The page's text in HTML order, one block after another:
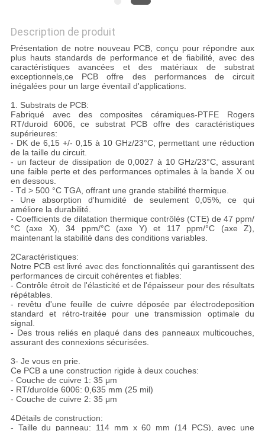
POLITIQUE
DE
CONFIDENTIALITÉ
Description de produit
Présentation de notre nouveau PCB, conçu pour répondre aux
plus hauts standards de performance et de fiabilité, avec des
caractéristiques avancées et des matériaux de substrat
exceptionnels,ce PCB offre des performances de circuit
inégalées pour un large éventail d'applications.
1. Substrats de PCB:
Fabriqué avec des composites céramiques-PTFE Rogers
RT/duroid 6006, ce substrat PCB offre des caractéristiques
supérieures:
- DK de 6,15 +/- 0,15 à 10 GHz/23°C, permettant une réduction
de la taille du circuit.
- un facteur de dissipation de 0,0027 à 10 GHz/23°C, assurant
une faible perte et des performances optimales à la bande X ou
en dessous.
- Td > 500 °C TGA, offrant une grande stabilité thermique.
- Une absorption d'humidité de seulement 0,05%, ce qui
améliore la durabilité.
- Coefficients de dilatation thermique contrôlés (CTE) de 47 ppm/
°C (axe X), 34 ppm/°C (axe Y) et 117 ppm/°C (axe Z),
maintenant la stabilité dans des conditions variables.
2Caractéristiques:
Notre PCB est livré avec des fonctionnalités qui garantissent des
performances de circuit cohérentes et fiables:
- Contrôle étroit de l'élasticité et de l'épaisseur pour des résultats
répétables.
- revêtu d'une feuille de cuivre déposée par électrodeposition
standard et rétro-traitée pour une transmission optimale du
signal.
- Des trous reliés en plaqué dans des panneaux multicouches,
assurant des connexions sécurisées.
3- Je vous en prie.
Ce PCB a une construction rigide à deux couches:
- Couche de cuivre 1: 35 μm
- RT/duroïde 6006: 0,635 mm (25 mil)
- Couche de cuivre 2: 35 μm
4Détails de construction:
- Taille du panneau: 114 mm x 60 mm (14 PCS), avec une